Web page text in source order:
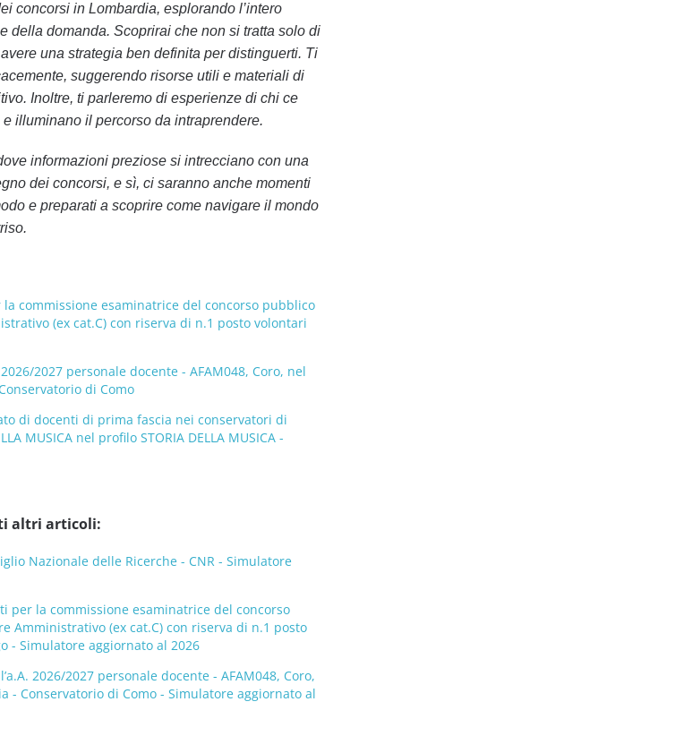
concorsi in Lombardia, esplorando l’intero
della domanda. Scoprirai che non si tratta solo di
una strategia ben definita per distinguerti. Ti
suggerendo risorse utili e materiali di
Inoltre, ti parleremo di esperienze di chi ce
illuminano il percorso da intraprendere.
informazioni preziose si intrecciano con una
dei concorsi, e sì, ci saranno anche momenti
e preparati a scoprire come navigare il mondo
commissione esaminatrice del concorso pubblico
(ex cat.C) con riserva di n.1 posto volontari
2027 personale docente - AFAM048, Coro, nel
di Como
di docenti di prima fascia nei conservatori di
MUSICA nel profilo STORIA DELLA MUSICA -
altri articoli:
Nazionale delle Ricerche - CNR - Simulatore
per la commissione esaminatrice del concorso
(ex cat.C) con riserva di n.1 posto
- Simulatore aggiornato al 2026
2026/2027 personale docente - AFAM048, Coro,
- Conservatorio di Como - Simulatore aggiornato al